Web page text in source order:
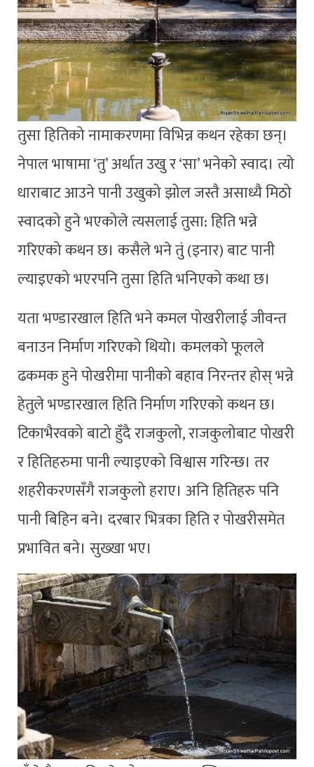
तुसा हितिको नामाकरणमा विभिन्न कथन रहेका छन्।
नेपाल भाषामा ‘तु’ अर्थात उखु र ‘सा’ भनेको स्वाद। त्यो
धाराबाट आउने पानी उखुको झोल जस्तै असाध्यै मिठो
स्वादको हुने भएकोले त्यसलाई तुसा: हिति भन्ने
गरिएको कथन छ। कसैले भने तुं (इनार) बाट पानी
ल्याइएको भएरपनि तुसा हिति भनिएको कथा छ।
यता भण्डारखाल हिति भने कमल पोखरीलाई जीवन्त
बनाउन निर्माण गरिएको थियो। कमलको फूलले
ढकमक हुने पोखरीमा पानीको बहाव निरन्तर होस् भन्ने
हेतुले भण्डारखाल हिति निर्माण गरिएको कथन छ।
टिकाभैरवको बाटो हुँदै राजकुलो, राजकुलोबाट पोखरी
र हितिहरुमा पानी ल्याइएको विश्वास गरिन्छ। तर
शहरीकरणसँगै राजकुलो हराए। अनि हितिहरु पनि
पानी बिहिन बने। दरबार भित्रका हिति र पोखरीसमेत
प्रभावित बने। सुख्खा भए।